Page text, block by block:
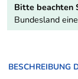
Bitte beachten
Bundesland
BESCHREIBUNG